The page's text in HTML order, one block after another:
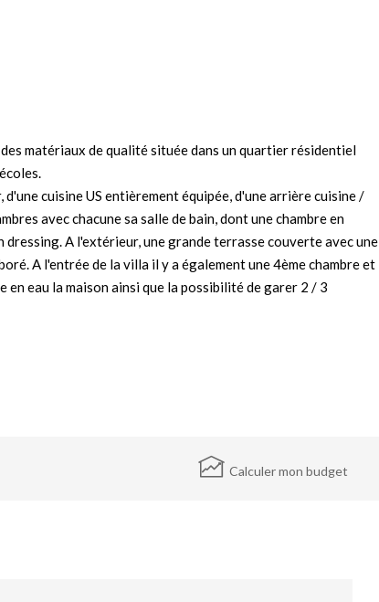
matériaux de qualité située dans un quartier résidentiel
cuisine US entièrement équipée, d'une arrière cuisine /
avec chacune sa salle de bain, dont une chambre en
A l'extérieur, une grande terrasse couverte avec une
A l'entrée de la villa il y a également une 4ème chambre et
eau la maison ainsi que la possibilité de garer 2 / 3
Calculer mon budget